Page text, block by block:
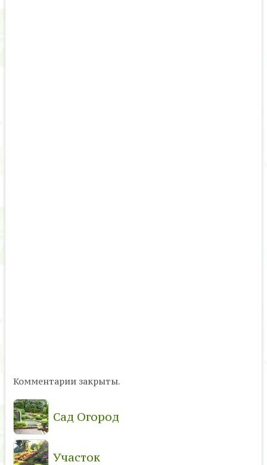
Комментарии закрыты.
Сад Огород
Участок